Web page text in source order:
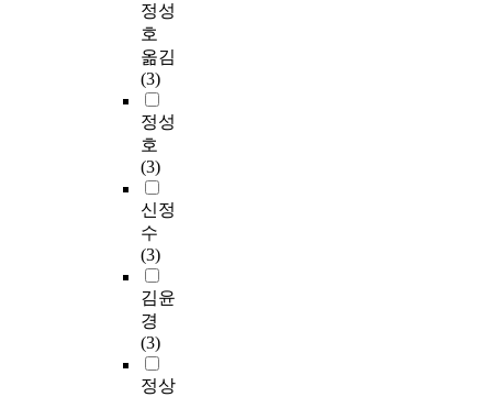
정성
호
옮김
(3)
정성
호
(3)
신정
수
(3)
김윤
경
(3)
정상